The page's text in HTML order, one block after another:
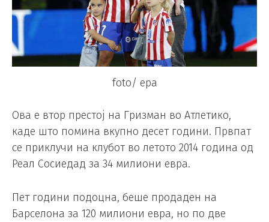
foto/ epa
Ова е втор престој на Гризман во Атлетико,
каде што помина вкупно десет години. Првпат
се приклучи на клубот во летото 2014 година од
Реал Сосиедад за 34 милиони евра.
Пет години подоцна, беше продаден на
Барселона за 120 милиони евра, но по две